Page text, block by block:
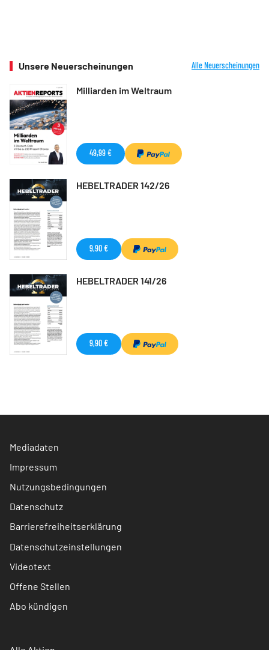
Unsere Neuerscheinungen Alle Neuerscheinungen
Milliarden im Weltraum
49,99 €
HEBELTRADER 142/26
9,90 €
HEBELTRADER 141/26
9,90 €
Mediadaten
Impressum
Nutzungsbedingungen
Datenschutz
Barrierefreiheitserklärung
Datenschutzeinstellungen
Videotext
Offene Stellen
Abo kündigen